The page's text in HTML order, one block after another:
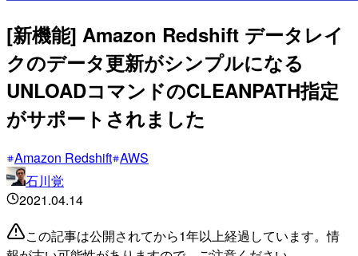
[新機能] Amazon Redshift データレイ
クのデータ更新がシンプルになる
UNLOADコマンドのCLEANPATH指定
がサポートされました
Amazon Redshift AWS
石川覚
2021.04.14
この記事は公開されてから1年以上経過しています。情